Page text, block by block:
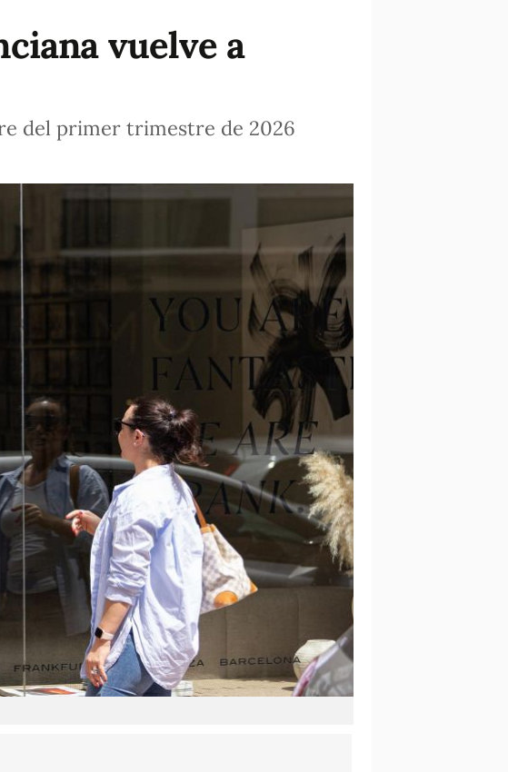
vuelve a
del primer trimestre de 2026